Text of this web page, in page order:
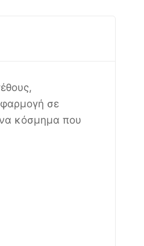
σε
κόσμημα που